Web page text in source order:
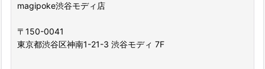
magipoke渋谷モディ店
〒150-0041
東京都渋谷区神南1-21-3 渋谷モディ 7F